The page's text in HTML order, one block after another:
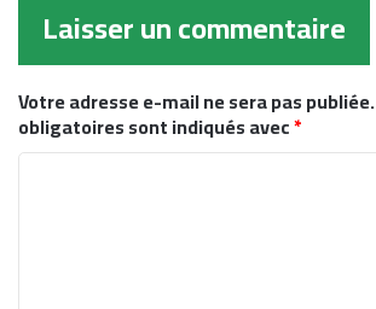
Laisser un commentaire
Votre adresse e-mail ne sera pas publiée.
obligatoires sont indiqués avec*